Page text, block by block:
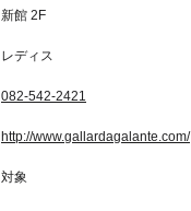
新館 2F
レディス
082-542-2421
http://www.gallardagalante.com/
対象